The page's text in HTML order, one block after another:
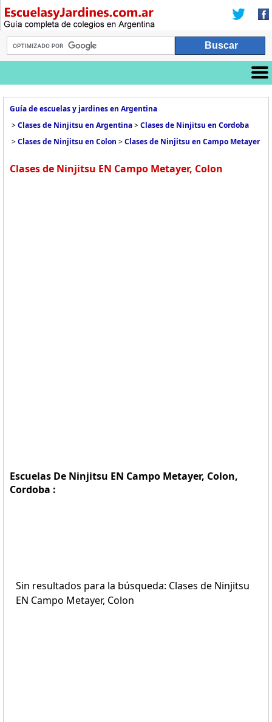
Guía de escuelas y jardines en Argentina
>Clases de Ninjitsu en Argentina>Clases de Ninjitsu en Cordoba
>Clases de Ninjitsu en Colon >Clases de Ninjitsu en Campo Metayer
Clases de Ninjitsu EN Campo Metayer, Colon
Escuelas De Ninjitsu EN Campo Metayer, Colon,
Cordoba :
Sin resultados para la búsqueda: Clases de Ninjitsu
EN Campo Metayer, Colon